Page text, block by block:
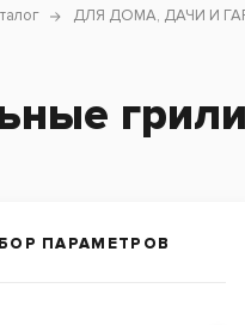
ДЛЯ ДОМА, ДАЧИ И
грили
ПАРАМЕТРОВ